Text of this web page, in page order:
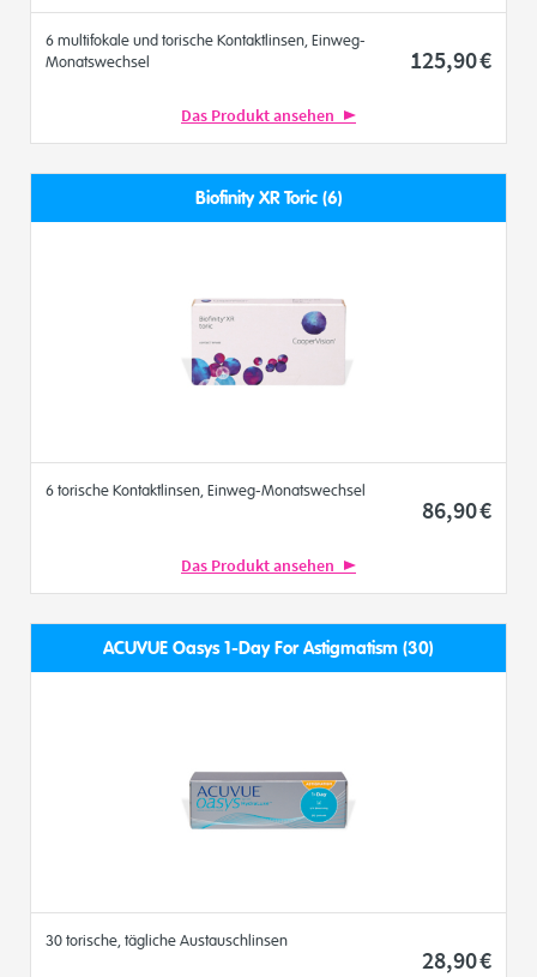
6 multifokale und torische Kontaktlinsen, Einweg-
Monatswechsel
125,90€
Das Produkt ansehen
Biofinity XR Toric (6)
6 torische Kontaktlinsen, Einweg-Monatswechsel
86,90€
Das Produkt ansehen
ACUVUE Oasys 1-Day For Astigmatism (30)
30 torische, tägliche Austauschlinsen
28,90€